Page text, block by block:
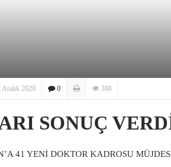
Aralık 2020 0 388
SONUÇ
41 YENİ DOKTOR KADROSU